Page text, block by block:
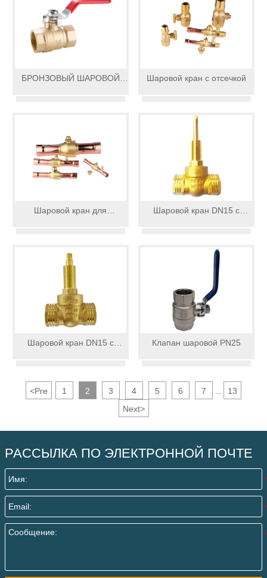
БРОНЗОВЫЙ ШАРОВОЙ
Шаровой кран с отсечкой
Шаровой кран для
Шаровой кран DN15 с
Шаровой кран DN15 с
Клапан шаровой PN25
<Pre 1 2 3 4 5 6 7
13
Next>
РАССЫЛКА ПО ЭЛЕКТРОННОЙ ПОЧТЕ